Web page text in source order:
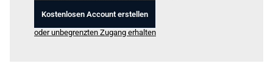
Kostenlosen Account erstellen
oder unbegrenzten Zugang erhalten